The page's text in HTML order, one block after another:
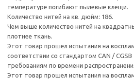
температуре погибают пылевые клещи.
Количество нитей на кв. дюйм: 186.
Чем выше количество нитей на
плотнее ткань.
Этот товар прошел испытания на
соответствии со стандартом CAN /
требованиям по времени
Этот товар прошел испытания на